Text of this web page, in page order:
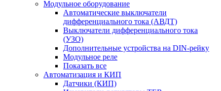
Модульное оборудование
Автоматические выключатели
дифференциального тока (АВДТ)
Выключатели дифференциального тока
(УЗО)
Дополнительные устройства на DIN-рейку
Модульное реле
Показать все
Автоматизация и КИП
Датчики (КИП)